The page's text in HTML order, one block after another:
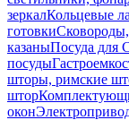
зеркалКольцевые
готовки
казаныПосуда для
посуды
шторы, римские
штор
окон